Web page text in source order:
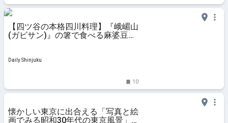
【四ツ谷の本格四川料理】『峨嵋山
(ガビサン)』の箸で食べる麻婆豆腐
Daily Shinjuku
10
懐かしい東京に出合える「写真と絵
画でみる昭和30年代の東京風景」